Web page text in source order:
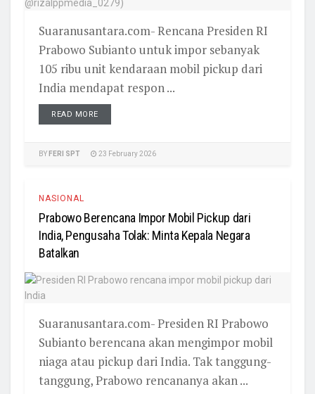
Suaranusantara.com- Rencana Presiden RI
Prabowo Subianto untuk impor sebanyak
105 ribu unit kendaraan mobil pickup dari
India mendapat respon ...
READ MORE
BY FERI SPT 23 February 2026
NASIONAL
Prabowo Berencana Impor Mobil Pickup dari
India, Pengusaha Tolak: Minta Kepala Negara
Batalkan
Suaranusantara.com- Presiden RI Prabowo
Subianto berencana akan mengimpor mobil
niaga atau pickup dari India. Tak tanggung-
tanggung, Prabowo rencananya akan ...